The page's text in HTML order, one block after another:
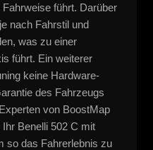
führt. Darüber
nach Fahrstil und
was zu einer
führt. Ein weiterer
keine Hardware-
des Fahrzeugs
von BoostMap
Benelli 502 C mit
so das Fahrerlebnis zu